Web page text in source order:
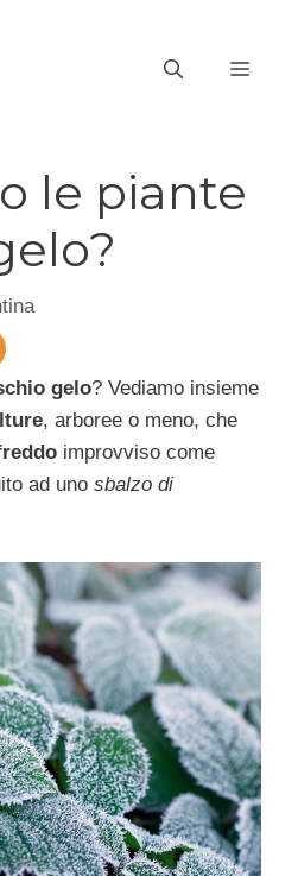
le piante
gelo? Vediamo insieme
, arboree o meno, che
improvviso come
ad uno sbalzo di